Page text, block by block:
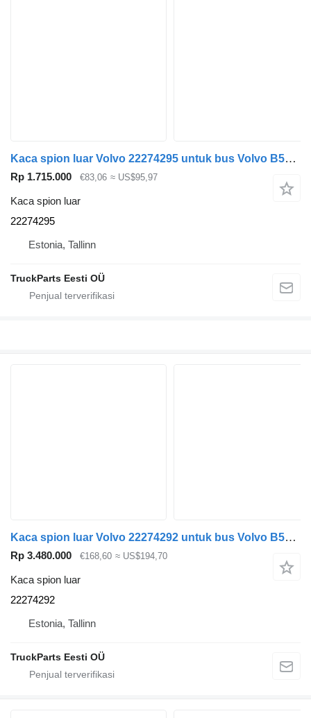
Kaca spion luar Volvo 22274295 untuk bus Volvo B5LH, B0E (2008-)
Rp 1.715.000 €83,06 ≈ US$95,97
Kaca spion luar
22274295
Estonia, Tallinn
TruckParts Eesti OÜ
Kaca spion luar Volvo 22274292 untuk bus Volvo B5LH, B0E (2008-)
Rp 3.480.000 €168,60 ≈ US$194,70
Kaca spion luar
22274292
Estonia, Tallinn
TruckParts Eesti OÜ